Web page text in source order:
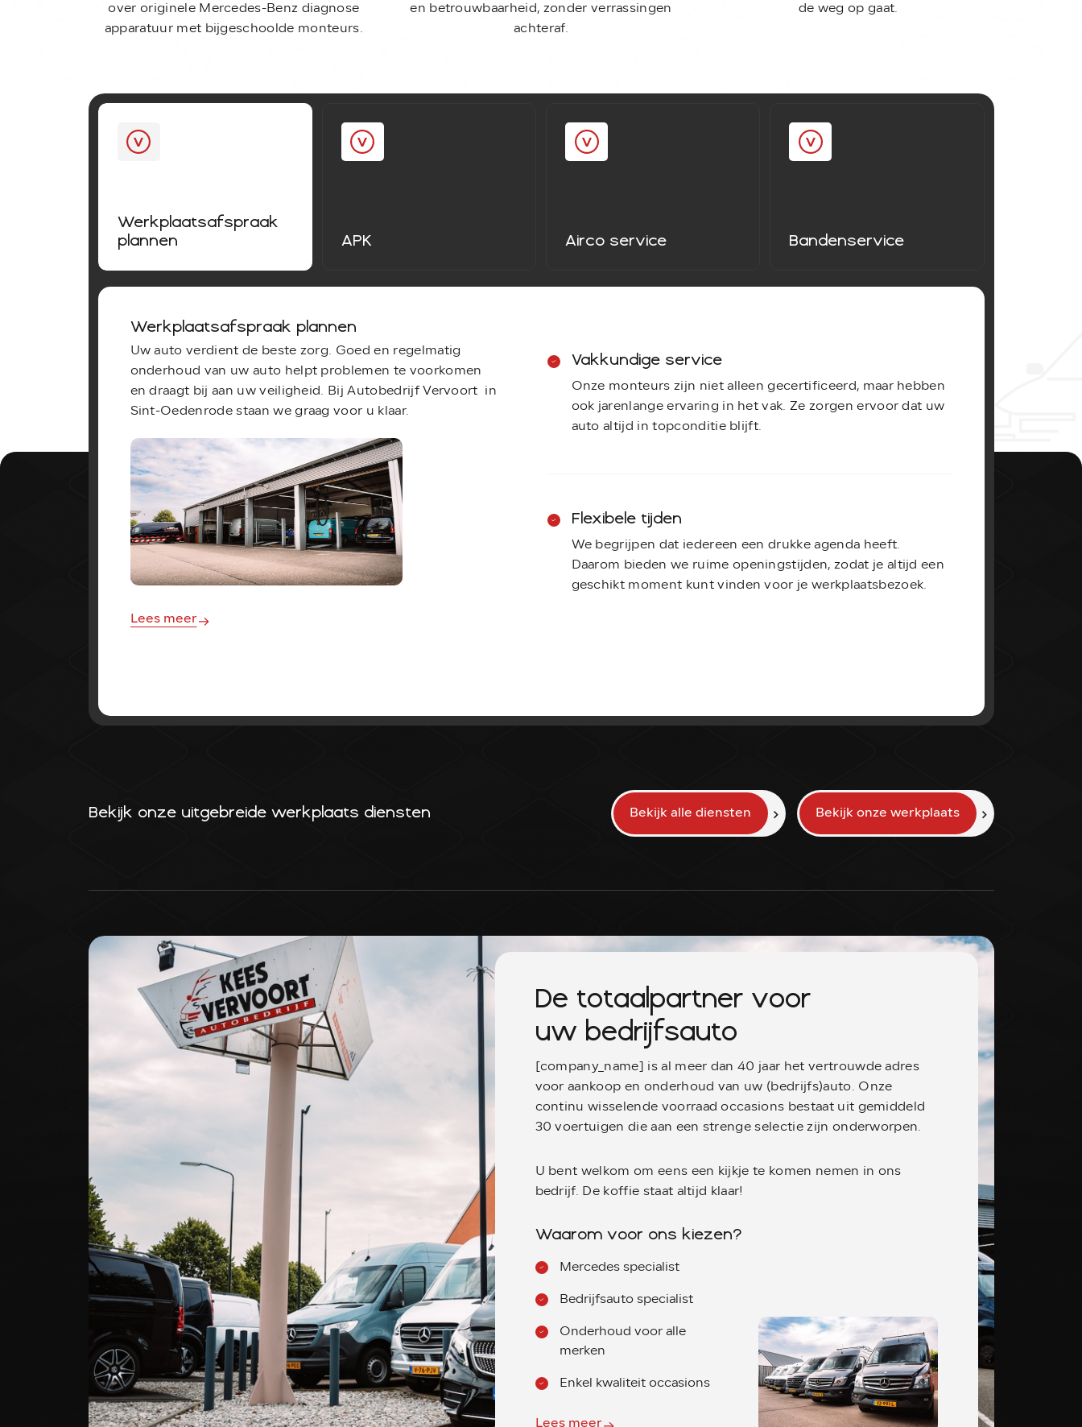
over originele Mercedes-Benz diagnose
apparatuur met bijgeschoolde monteurs.
en betrouwbaarheid, zonder verrassingen
achteraf.
de weg op gaat.
Werkplaatsafspraak
plannen
APK Airco service Bandenservice
Werkplaatsafspraak plannen
Uw auto verdient de beste zorg. Goed en regelmatig
onderhoud van uw auto helpt problemen te voorkomen
en draagt bij aan uw veiligheid. Bij Autobedrijf Vervoort in
Sint-Oedenrode staan we graag voor u klaar.
Lees meer
Vakkundige service
Onze monteurs zijn niet alleen gecertificeerd, maar hebben
ook jarenlange ervaring in het vak. Ze zorgen ervoor dat uw
auto altijd in topconditie blijft.
Flexibele tijden
We begrijpen dat iedereen een drukke agenda heeft.
Daarom bieden we ruime openingstijden, zodat je altijd een
geschikt moment kunt vinden voor je werkplaatsbezoek.
Bekijk onze uitgebreide werkplaats diensten Bekijk alle diensten Bekijk onze werkplaats
De totaalpartner voor
uw bedrijfsauto
[company_name] is al meer dan 40 jaar het vertrouwde adres
voor aankoop en onderhoud van uw (bedrijfs)auto. Onze
continu wisselende voorraad occasions bestaat uit gemiddeld
30 voertuigen die aan een strenge selectie zijn onderworpen.
U bent welkom om eens een kijkje te komen nemen in ons
bedrijf. De koffie staat altijd klaar!
Waarom voor ons kiezen?
Mercedes specialist
Bedrijfsauto specialist
Onderhoud voor alle
merken
Enkel kwaliteit occasions
Lees meer